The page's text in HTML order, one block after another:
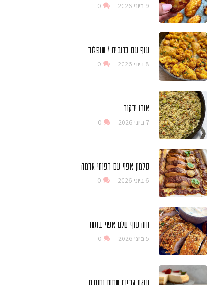
9 ביוני 2026 0
עוף עם כרובית / שופלור
8 ביוני 2026 0
אורז ירקות
7 ביוני 2026 0
סלמון אפוי עם תפוחי אדמה
6 ביוני 2026 0
חזה עוף שלם אפוי בתנור
5 ביוני 2026 0
עוגת גבינת שמנת ותותים